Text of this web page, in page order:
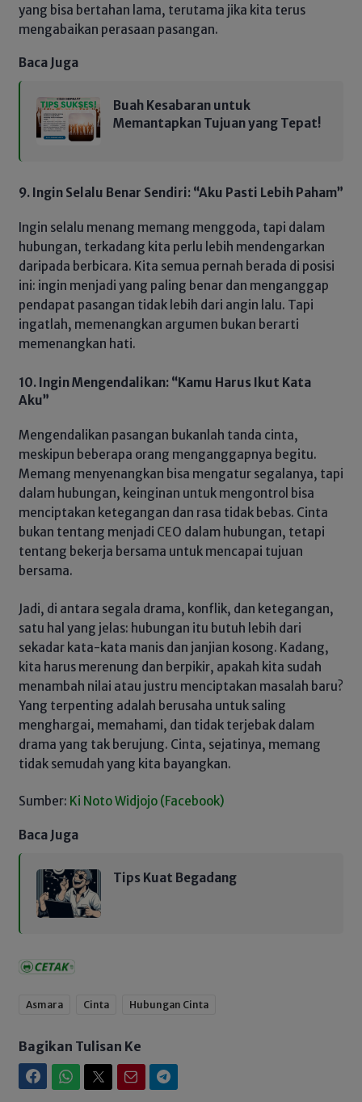
yang bisa bertahan lama, terutama jika kita terus
mengabaikan perasaan pasangan.
Baca Juga
Buah Kesabaran untuk
Memantapkan Tujuan yang Tepat!
9. Ingin Selalu Benar Sendiri: “Aku Pasti Lebih Paham”
Ingin selalu menang memang menggoda, tapi dalam
hubungan, terkadang kita perlu lebih mendengarkan
daripada berbicara. Kita semua pernah berada di posisi
ini: ingin menjadi yang paling benar dan menganggap
pendapat pasangan tidak lebih dari angin lalu. Tapi
ingatlah, memenangkan argumen bukan berarti
memenangkan hati.
10. Ingin Mengendalikan: “Kamu Harus Ikut Kata
Aku”
Mengendalikan pasangan bukanlah tanda cinta,
meskipun beberapa orang menganggapnya begitu.
Memang menyenangkan bisa mengatur segalanya, tapi
dalam hubungan, keinginan untuk mengontrol bisa
menciptakan ketegangan dan rasa tidak bebas. Cinta
bukan tentang menjadi CEO dalam hubungan, tetapi
tentang bekerja bersama untuk mencapai tujuan
bersama.
Jadi, di antara segala drama, konflik, dan ketegangan,
satu hal yang jelas: hubungan itu butuh lebih dari
sekadar kata-kata manis dan janjian kosong. Kadang,
kita harus merenung dan berpikir, apakah kita sudah
menambah nilai atau justru menciptakan masalah baru?
Yang terpenting adalah berusaha untuk saling
menghargai, memahami, dan tidak terjebak dalam
drama yang tak berujung. Cinta, sejatinya, memang
tidak semudah yang kita bayangkan.
Sumber: Ki Noto Widjojo (Facebook)
Baca Juga
Tips Kuat Begadang
Asmara Cinta Hubungan Cinta
Bagikan Tulisan Ke